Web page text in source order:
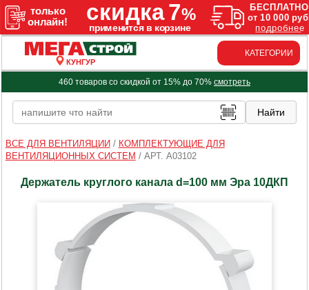
КУНГУР
КАТЕГОРИИ
460 товаров со скидкой от 15% до 70% смотреть
ВСЕ ДЛЯ ВЕНТИЛЯЦИИ / КОМПЛЕКТУЮЩИЕ ДЛЯ
ВЕНТИЛЯЦИОННЫХ СИСТЕМ / АРТ. A03102
Держатель круглого канала d=100 мм Эра 10ДКП